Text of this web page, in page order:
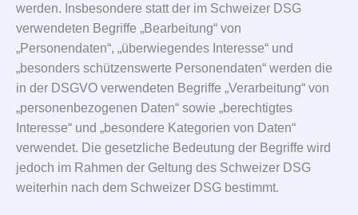
werden. Insbesondere statt der im Schweizer DSG
verwendeten Begriffe „Bearbeitung“ von
„Personendaten“, „überwiegendes Interesse“ und
„besonders schützenswerte Personendaten“ werden die
in der DSGVO verwendeten Begriffe „Verarbeitung“ von
„personenbezogenen Daten“ sowie „berechtigtes
Interesse“ und „besondere Kategorien von Daten“
verwendet. Die gesetzliche Bedeutung der Begriffe wird
jedoch im Rahmen der Geltung des Schweizer DSG
weiterhin nach dem Schweizer DSG bestimmt.